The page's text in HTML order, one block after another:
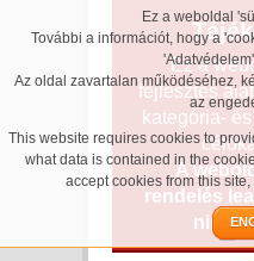
Ez a weboldal
További a információt, hogy a
Az oldal zavartalan működéséhez,
az
This website requires cookies to
what data is contained in the
accept cookies from this
Ez a
fejlesztés
kategória-
A
rendelés
nincs